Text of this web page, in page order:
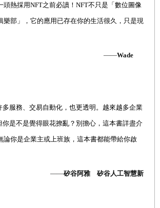
頭熱採用NFT之前必讀！ NFT不只是「數位圖像
樂部」，它的應用已存在你的生活很久，只是現
Wade
多服務、交易自動化，也更透明。越來越多企業
你是不是覺得眼花撩亂？別擔心，這本書詳盡介
論你是企業主或上班族，這本書都能帶給你啟
矽谷阿雅 矽谷人工智慧新